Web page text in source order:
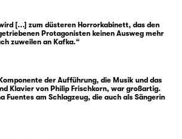
ihm auch vom
der es auf Marie abgesehen
zu fliehen. Den
Doktor und diese Stimmen.
ein. Und Marie wird
Eifersucht. „Der
[...] zum düsteren Horrorkabinett, das den
Protagonisten keinen Ausweg mehr
zuweilen an Kafka.“
der Aufführung, die Musik und das
Klavier von Philip Frischkorn, war großartig.
Fuentes am Schlagzeug, die auch als Sängerin